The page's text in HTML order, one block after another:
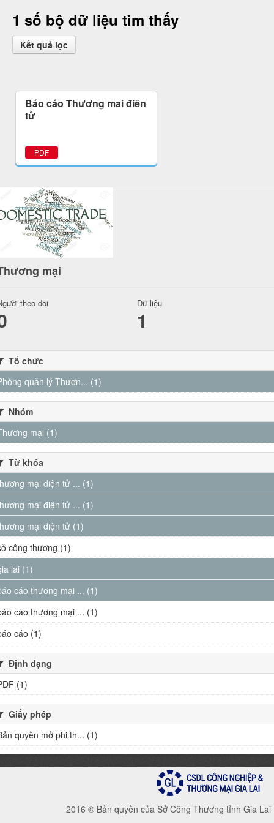
1 số bộ dữ liệu tìm thấy
Kết quả lọc
Báo cáo Thương mại điện
tử
PDF
mại
theo dõi Dữ liệu
1
Tổ chức
quản lý Thươn... (1)
Nhóm
mại (1)
Từ khóa
mại điện tử ... (1)
mại điện tử ... (1)
mại điện tử (1)
công thương (1)
lai (1)
cáo thương mại ... (1)
cáo thương mại ... (1)
cáo (1)
Định dạng
(1)
Giấy phép
quyền mở phi th... (1)
2016 © Bản quyền của Sở Công Thương tỉnh Gia Lai